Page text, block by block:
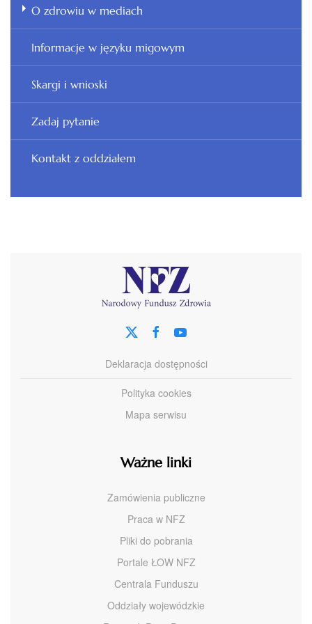
O zdrowiu w mediach
Informacje w języku migowym
Skargi i wnioski
Zadaj pytanie
Kontakt z oddziałem
Deklaracja dostępności
Polityka cookies
Mapa serwisu
Ważne linki
Zamówienia publiczne
Praca w NFZ
Pliki do pobrania
Portale ŁOW NFZ
Centrala Funduszu
Oddziały wojewódzkie